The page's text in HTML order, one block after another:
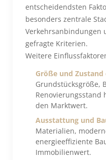
entscheidendsten
besonders zentrale
Verkehrsanbindungen
gefragte Kriterien.
Weitere
Größe und
Grundstücksgröße,
Renovierungsstand
den Marktwert.
Ausstattung und
Materialien,
energieeffiziente
Immobilienwert.